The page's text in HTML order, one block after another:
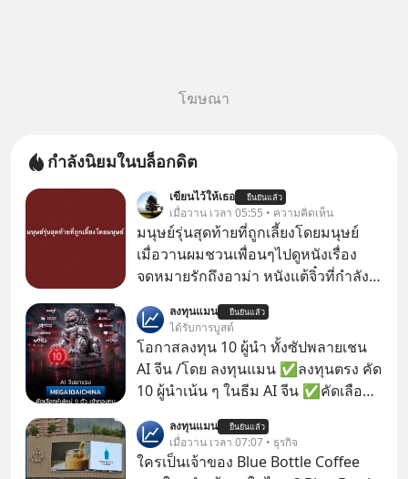
โฆษณา
กำลังนิยมในบล็อกดิต
เขียนไว้ให้เธอ ยืนยันแล้ว
เมื่อวาน เวลา 05:55 • ความคิดเห็น
มนุษย์รุ่นสุดท้ายที่ถูกเลี้ยงโดยมนุษย์
เมื่อวานผมชวนเพื่อนๆไปดูหนังเรื่อง
จดหมายรักถึงอาม่า หนังแต้จิ๋วที่กำลัง
ป๊าผมเห็นโปสเตอร์หนังเรื่องนี้หลาย
เดือนก่อนและอยากดูมาก ด้วยเพราะว่า
อากงก็มาจากเมืองจีน ป๊าก็พูดแต้จิ๋วได้
มีเรื่องราวมีความผูกพันที่ได้ยินตั้งแต่
ลงทุนแมน ยืนยันแล้ว
ได้รับการบูสต์
โอกาสลงทุน 10 ผู้นำ ทั้งซัปพลายเชน
AI จีน /โดย ลงทุนแมน ✅ลงทุนตรง คัด
10 ผู้นำเน้น ๆ ในธีม AI จีน ✅คัดเลือก
เจ้าของผู้นำ AI จีน ตั้งแต่โรงงานผลิตชิป
หน่วยความจำ โมเดล AI ยันหุ่นยนต์
ลงทุนแมน ยืนยันแล้ว
เมื่อวาน เวลา 07:07 • ธุรกิจ
ใครเป็นเจ้าของ Blue Bottle Coffee